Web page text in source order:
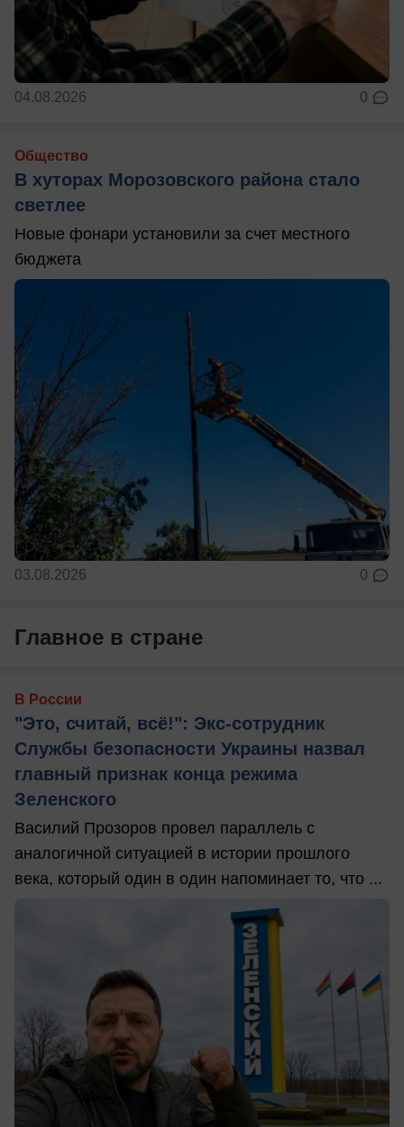
04.08.2026 0
Общество
В хуторах Морозовского района стало
светлее
Новые фонари установили за счет местного
бюджета
03.08.2026 0
Главное в стране
В России
"Это, считай, всё!": Экс-сотрудник
Службы безопасности Украины назвал
главный признак конца режима
Зеленского
Василий Прозоров провел параллель с
аналогичной ситуацией в истории прошлого
века, который один в один напоминает то, что ...